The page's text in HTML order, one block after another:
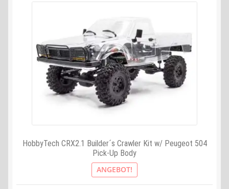
HobbyTech CRX2.1 Builder´s Crawler Kit w/ Peugeot 504
Pick-Up Body
ANGEBOT!